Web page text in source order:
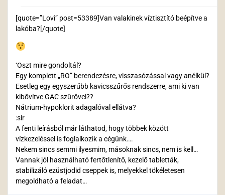
[quote=”Lovi” post=53389]Van valakinek víztisztító beépítve a
lakóba?[/quote]
‘Oszt mire gondoltál?
Egy komplett „RO” berendezésre, visszasózással vagy anélkül?
Esetleg egy egyszerűbb kavicsszűrős rendszerre, ami ki van
kibővítve GAC szűrővel??
Nátrium-hypoklorit adagalóval ellátva?
:sir
A fenti leírásból már láthatod, hogy többek között
vízkezeléssel is foglalkozik a cégünk….
Nekem sincs semmi ilyesmim, másoknak sincs, nem is kell…
Vannak jól használható fertőtlenítő, kezelő tabletták,
stabilizáló ezüstjodid cseppek is, melyekkel tökéletesen
megoldható a feladat…